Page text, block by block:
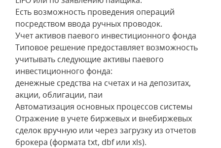
Есть возможность проведения операций
посредством ввода ручных проводок.
Учет активов паевого инвестиционного фонда
Типовое решение предоставляет возможность
учитывать следующие активы паевого
инвестиционного фонда:
денежные средства на счетах и на депозитах,
акции, облигации, паи
Автоматизация основных процессов системы
Отражение в учете биржевых и внебиржевых
сделок вручную или через загрузку из отчетов
брокера (формата txt, dbf или xls).